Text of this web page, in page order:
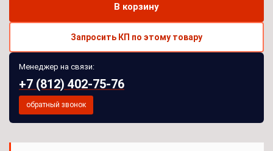
В корзину
Запросить КП по этому товару
Менеджер на связи:
+7 (812) 402-75-76
обратный звонок